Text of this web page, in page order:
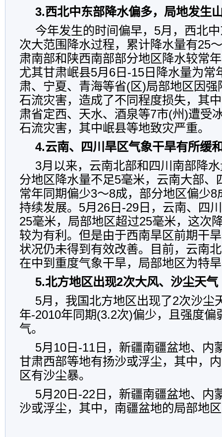
3.西北中东部降水偏多，局地发生
今年发生的时间偏早，5月，西北
次大范围降水过程，累计降水量有25
肃南部和陕西南部部分地区降水较常
尤其甘肃岷县5月6日-15日降水量为常
肃、宁夏、青海等省(区)局部地区因
石流灾害，造成了不同程度损失，其
肃省定西、天水、酒泉等7市(州)遭受
石流灾害，其中岷县等地致灾严重。
4.云南、四川旱区气象干旱有所缓
3月以来，云南北部和四川南部降
分地区降水量不足5毫米，云南大部、
常年同期偏少3～8成，部分地区偏少
持续发展。5月26日-29日，云南、四
25毫米，局部地区超过25毫米，这次
较为有利。但是由于西南旱区前期干
状况仍未得到有效改善。目前，云南
在中到重度气象干旱，局部地区为特
5.北方地区出现2次大风、沙尘天气
5月，我国北方地区出现了2次沙尘
年-2010年同期(3.2次)偏少，且强度偏
气。
5月10日-11日，新疆南疆盆地、内
甘肃西部等地有扬沙或浮尘，其中，
区有沙尘暴。
5月20日-22日，新疆南疆盆地、内
沙或浮尘，其中，南疆盆地的局部地